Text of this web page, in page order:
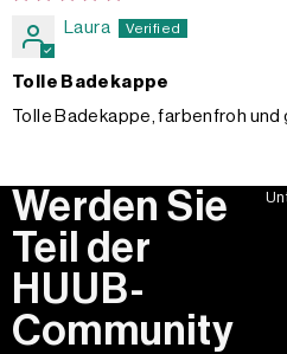
Laura
Tolle Badekappe
Tolle Badekappe, farbenfroh und
Werden Sie
Teil der
HUUB-
Community